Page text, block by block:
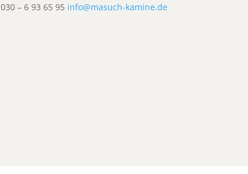
030 – 6 93 65 95 info@masuch-kamine.de